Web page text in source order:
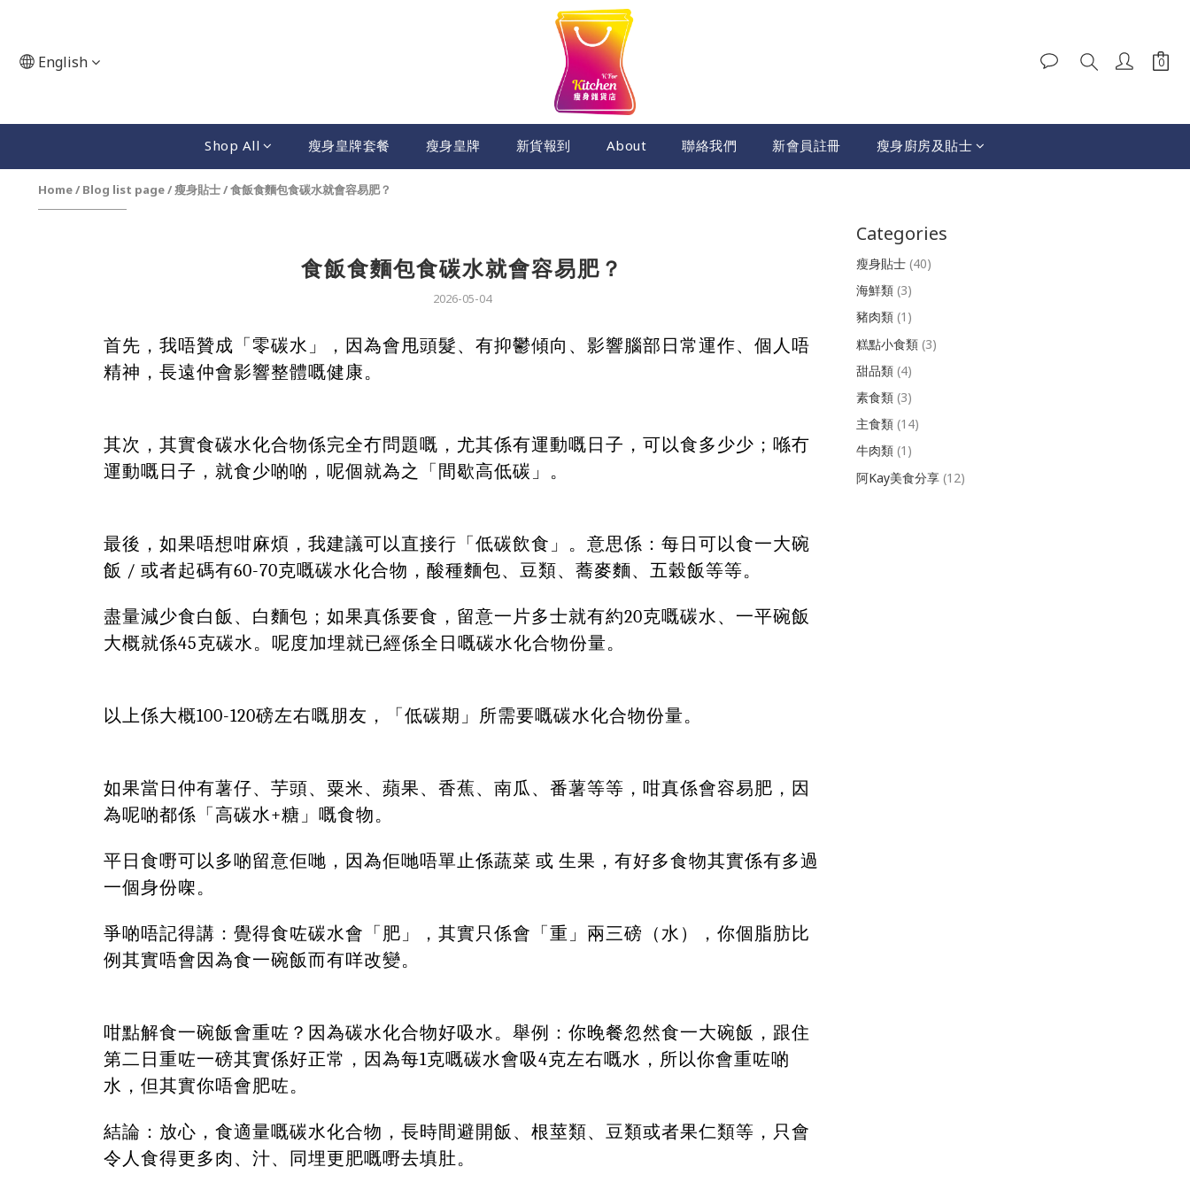
English
Shop All 瘦身皇牌套餐 瘦身皇牌 新貨報到 About 聯絡我們 新會員註冊 瘦身廚房及貼士
Home/ Blog list page/瘦身貼士/食飯食麵包食碳水就會容易肥？
食飯食麵包食碳水就會容易肥？
2026-05-04
首先，我唔贊成「零碳水」
，因為會甩頭髮、有抑鬱傾向、影響腦部日常運作、個人唔
精神，長遠仲會影響整體嘅健康。
其次，其實食碳水化合物係完全冇問題嘅，尤其係有運動嘅日子，可以食多少少；喺冇
運動嘅日子，就食少啲啲，呢個就為之
「間歇高低碳」 。
最後， 如果唔想咁麻煩，我建議可以直接行「低碳飲食」 。意思係：每日可以食一大碗
飯 / 或者起碼有60-70克嘅碳水化合物，酸種麵包、豆類、蕎麥麵、五穀飯等等。
盡量減少食白飯、白麵包；如果真係要食，留意一片多士就有約20克嘅碳水、一平碗飯
大概就係45克碳水。呢度加埋就已經係全日嘅碳水化合物份量。
以上係大概100-120磅左右嘅朋友，「低碳期」所需要嘅碳水化合物份量。
如果當日仲有薯仔、芋頭、粟米、蘋果、香蕉、南瓜、番薯等等，咁真係會容易肥，因
為呢啲都係「高碳水+糖」嘅食物。
平日食嘢可以多啲留意佢哋，因為佢哋唔單止係蔬菜 或 生果，有好多食物其實係有多過
一個身份㗎。
爭啲唔記得講：覺得食咗碳水會「肥」，其實只係會「重」兩三磅（水），你個脂肪比
例其實唔會因為食一碗飯而有咩改變。
咁點解食一碗飯會重咗？因為碳水化合物好吸水。舉例：你晚餐忽然食一大碗飯，跟住
第二日重咗一磅其實係好正常，因為每1克嘅碳水會吸4克左右嘅水，所以你會重咗啲
水，但其實你唔會肥咗。
結論：放心，食適量嘅碳水化合物，長時間避開飯、根莖類、豆類或者果仁類等，只會
令人食得更多肉、汁、同埋更肥嘅嘢去填肚。
Categories
瘦身貼士 (40)
海鮮類 (3)
豬肉類 (1)
糕點小食類 (3)
甜品類 (4)
素食類 (3)
主食類 (14)
牛肉類 (1)
阿Kay美食分享 (12)